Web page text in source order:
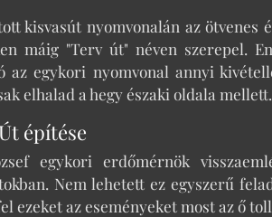
kisvasút nyomvonalán az
máig "Terv út" néven szerepel.
az egykori nyomvonal annyi
elhalad a hegy északi oldala mellett.
építése
egykori erdőmérnök
Nem lehetett ez egyszerű
ezeket az eseményeket most az ő